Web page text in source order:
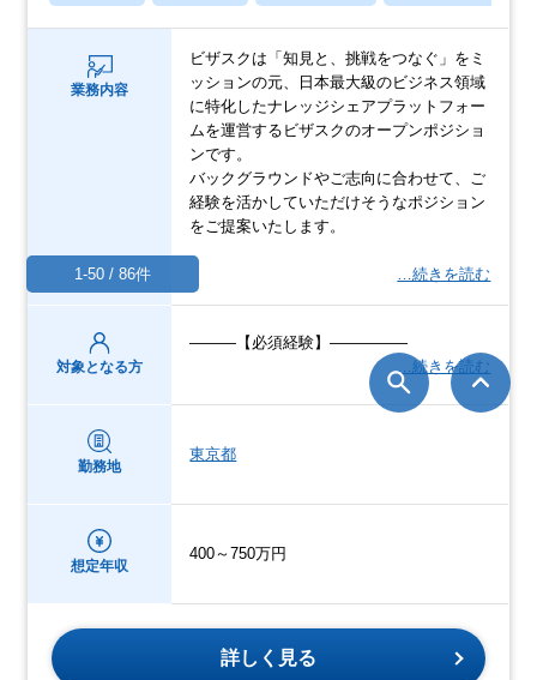
業務内容
ビザスクは「知見と、挑戦をつなぐ」をミ
ッションの元、日本最大級のビジネス領域
に特化したナレッジシェアプラットフォー
ムを運営するビザスクのオープンポジショ
ンです。
バックグラウンドやご志向に合わせて、ご
経験を活かしていただけそうなポジション
をご提案いたします。
…続きを読む
対象となる方
―――【必須経験】―――――
…続きを読む
勤務地
東京都
想定年収
400～750万円
詳しく見る
1-50 / 86件